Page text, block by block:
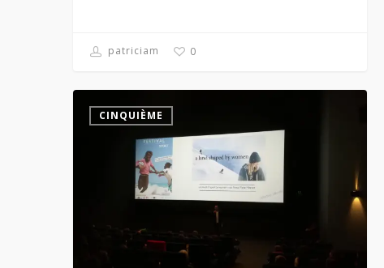
patriciam 0
CINQUIÈME